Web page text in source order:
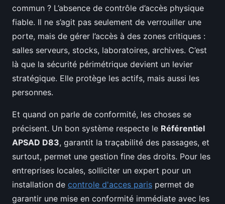
commun ? L’absence de contrôle d’accès physique
fiable. Il ne s’agit pas seulement de verrouiller une
porte, mais de gérer l’accès à des zones critiques :
salles serveurs, stocks, laboratoires, archives. C’est
là que la sécurité périmétrique devient un levier
stratégique. Elle protège les actifs, mais aussi les
personnes.
Et quand on parle de conformité, les choses se
précisent. Un bon système respecte le Référentiel
APSAD D83, garantit la traçabilité des passages, et
surtout, permet une gestion fine des droits. Pour les
entreprises locales, solliciter un expert pour un
installation de controle d'acces paris permet de
garantir une mise en conformité immédiate avec les